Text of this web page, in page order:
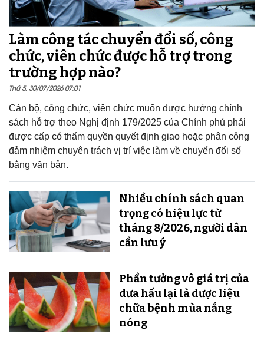
Làm công tác chuyển đổi số, công
chức, viên chức được hỗ trợ trong
trường hợp nào?
Thứ 5, 30/07/2026 07:01
Cán bộ, công chức, viên chức muốn được hưởng chính
sách hỗ trợ theo Nghị định 179/2025 của Chính phủ phải
được cấp có thẩm quyền quyết định giao hoặc phân công
đảm nhiệm chuyên trách vị trí việc làm về chuyển đổi số
bằng văn bản.
Nhiều chính sách quan
trọng có hiệu lực từ
tháng 8/2026, người dân
cần lưu ý
Phần tưởng vô giá trị của
dưa hấu lại là dược liệu
chữa bệnh mùa nắng
nóng